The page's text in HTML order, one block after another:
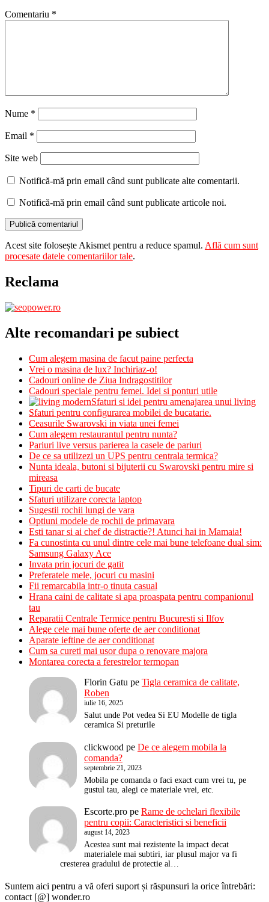
Comentariu *
Nume *
Email *
Site web
Notifică-mă prin email când sunt publicate alte comentarii.
Notifică-mă prin email când sunt publicate articole noi.
Acest site folosește Akismet pentru a reduce spamul. Află cum sunt
procesate datele comentariilor tale.
Reclama
Alte recomandari pe subiect
Cum alegem masina de facut paine perfecta
Vrei o masina de lux? Inchiriaz-o!
Cadouri online de Ziua Indragostitilor
Cadouri speciale pentru femei. Idei si ponturi utile
Sfaturi si idei pentru amenajarea unui living
Sfaturi pentru configurarea mobilei de bucatarie.
Ceasurile Swarovski in viata unei femei
Cum alegem restaurantul pentru nunta?
Pariuri live versus parierea la casele de pariuri
De ce sa utilizezi un UPS pentru centrala termica?
Nunta ideala, butoni si bijuterii cu Swarovski pentru mire si
mireasa
Tipuri de carti de bucate
Sfaturi utilizare corecta laptop
Sugestii rochii lungi de vara
Optiuni modele de rochii de primavara
Esti tanar si ai chef de distractie?! Atunci hai in Mamaia!
Fa cunostinta cu unul dintre cele mai bune telefoane dual sim:
Samsung Galaxy Ace
Invata prin jocuri de gatit
Preferatele mele, jocuri cu masini
Fii remarcabila intr-o tinuta casual
Hrana caini de calitate si apa proaspata pentru companionul
tau
Reparatii Centrale Termice pentru Bucuresti si Ilfov
Alege cele mai bune oferte de aer conditionat
Aparate ieftine de aer conditionat
Cum sa cureti mai usor dupa o renovare majora
Montarea corecta a ferestrelor termopan
Florin Gatu pe Tigla ceramica de calitate,
Roben
iulie 16, 2025
Salut unde Pot vedea Si EU Modelle de tigla
ceramica Si preturile
clickwood pe De ce alegem mobila la
comanda?
septembrie 21, 2023
Mobila pe comanda o faci exact cum vrei tu, pe
gustul tau, alegi ce materiale vrei, etc.
Escorte.pro pe Rame de ochelari flexibile
pentru copii: Caracteristici si beneficii
august 14, 2023
Acestea sunt mai rezistente la impact decat
materialele mai subtiri, iar plusul major va fi
cresterea gradului de protectie al…
Suntem aici pentru a vă oferi suport și răspunsuri la orice întrebări:
contact [@] wonder.ro